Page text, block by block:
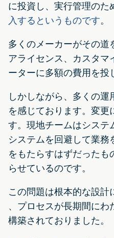
に投資し、実行管理のた
入するというものです。
多くのメーカーがその道
アライセンス、カスタマ
ーターに多額の費用を投
しかしながら、多くの運
を感じております。変更
す。現地チームはシステ
システムを回避して業務
をもたらすはずだったも
らせているのです。
この問題は根本的な設計
、プロセスが長期間にわ
構築されておりました。